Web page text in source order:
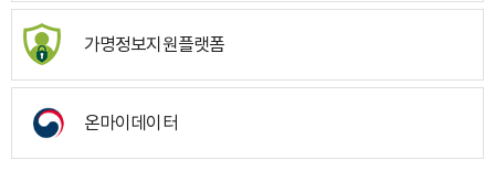
가명정보지원플랫폼
온마이데이터